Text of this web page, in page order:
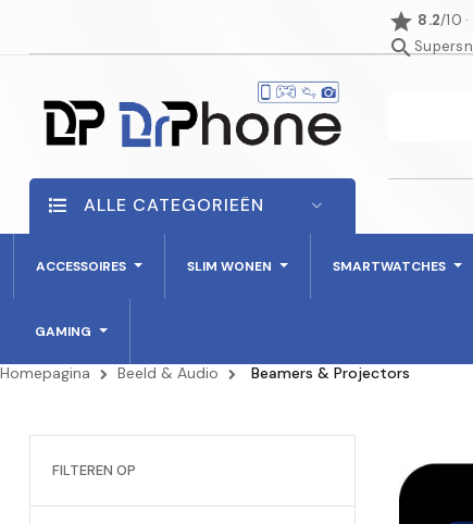
star 8.2/10
search
ALLE CATEGORIEËN
ACCESSOIRES SLIM WONEN SMARTWATCHES
GAMING
Homepagina Beeld & Audio Beamers & Projectors
FILTEREN OP